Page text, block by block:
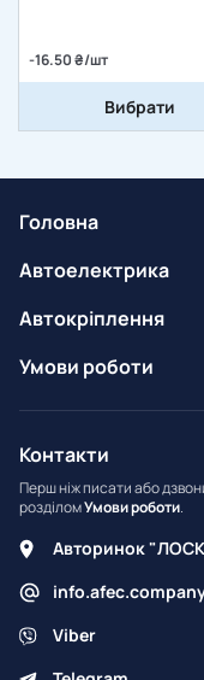
-16.50 ₴/шт
Вибрати
Головна
Автоелектрика
Автокріплення
Умови роботи
Контакти
Перш ніж писати або
розділомУмови роботи.
Авторинок
Viber